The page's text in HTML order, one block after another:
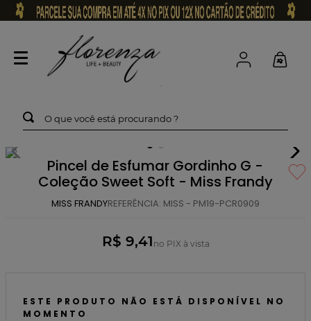
O que você está procurando ?
Pincel de Esfumar Gordinho G -
Coleção Sweet Soft - Miss Frandy
MISS FRANDYREFERÊNCIA: MISS - PM19-PCR0909
R$ 9,41 no PIX à vista
ESTE PRODUTO NÃO ESTÁ DISPONÍVEL NO
MOMENTO